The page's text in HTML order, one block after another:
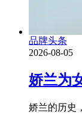
品牌头条
2026-08-05
娇兰为
娇兰的历史